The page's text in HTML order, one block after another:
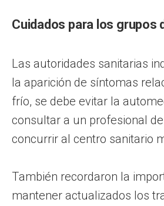
Cuidados para los grupos
Las autoridades sanitarias
la aparición de síntomas
frío, se debe evitar la
consultar a un profesional
concurrir al centro sanitario
También recordaron la
mantener actualizados los